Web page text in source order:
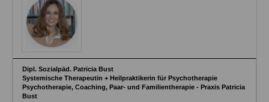
Dipl. Sozialpäd. Patricia Bust
Systemische Therapeutin + Heilpraktikerin für Psychotherapie
Psychotherapie, Coaching, Paar- und Familientherapie - Praxis Patricia
Bust